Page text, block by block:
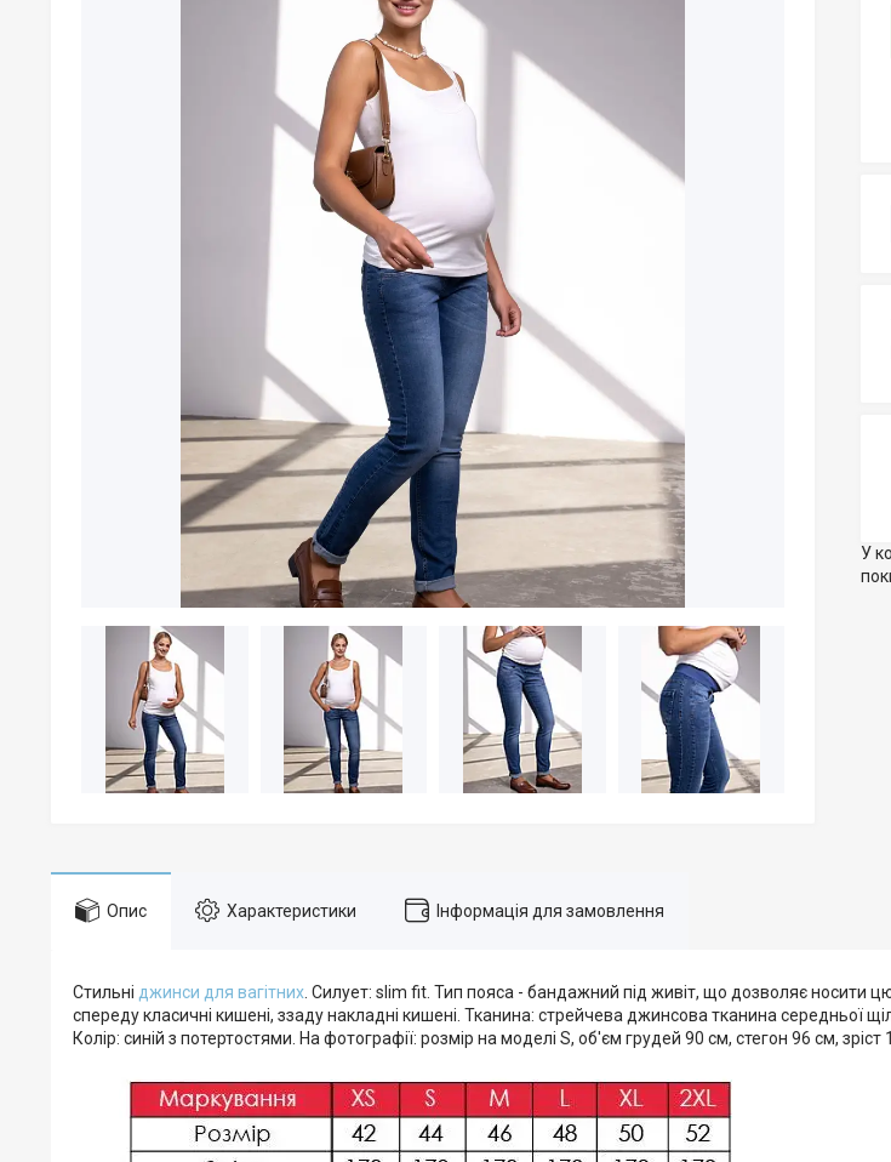
У
Опис Характеристики Інформація для замовлення
Стильні джинси для вагітних . Силует: slim fit. Тип пояса - бандажний під живіт, що дозволяє носити
спереду класичні кишені, ззаду накладні кишені. Тканина: стрейчева джинсова тканина середньої
Колір: синій з потертостями. На фотографії: розмір на моделі S, об'єм грудей 90 см, стегон 96 см, зріст